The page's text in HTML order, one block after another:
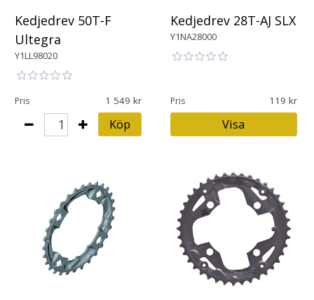
Kedjedrev 50T-F
Ultegra
Y1LL98020
Pris 1 549
Köp
Kedjedrev 28T-AJ SLX
Y1NA28000
Pris 119
Visa